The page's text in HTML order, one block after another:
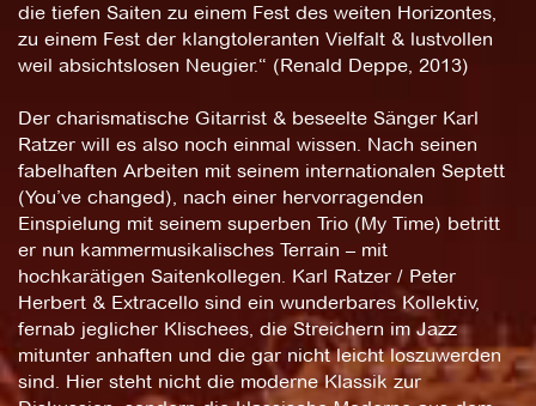
die tiefen Saiten zu einem Fest des weiten Horizontes,
zu einem Fest der klangtoleranten Vielfalt & lustvollen
weil absichtslosen Neugier.“ (Renald Deppe, 2013)
Der charismatische Gitarrist & beseelte Sänger Karl
Ratzer will es also noch einmal wissen. Nach seinen
fabelhaften Arbeiten mit seinem internationalen Septett
(You’ve changed), nach einer hervorragenden
Einspielung mit seinem superben Trio (My Time) betritt
er nun kammermusikalisches Terrain – mit
hochkarätigen Saitenkollegen. Karl Ratzer / Peter
Herbert & Extracello sind ein wunderbares Kollektiv,
fernab jeglicher Klischees, die Streichern im Jazz
mitunter anhaften und die gar nicht leicht loszuwerden
sind. Hier steht nicht die moderne Klassik zur